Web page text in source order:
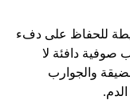
للحفاظ على دفء
صوفية دافئة لا
والجوارب